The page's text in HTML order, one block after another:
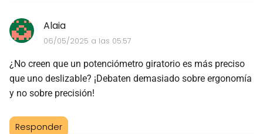
Alaia
06/05/2025 a las 05:57
¿No creen que un potenciómetro giratorio es más preciso
que uno deslizable? ¡Debaten demasiado sobre ergonomía
y no sobre precisión!
Responder